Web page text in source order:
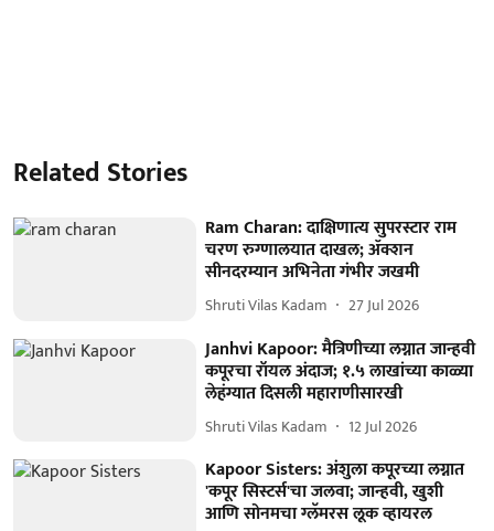
Related Stories
Ram Charan: दाक्षिणात्य सुपरस्टार राम
चरण रुग्णालयात दाखल; ॲक्शन
सीनदरम्यान अभिनेता गंभीर जखमी
Shruti Vilas Kadam 27 Jul 2026
Janhvi Kapoor: मैत्रिणीच्या लग्नात जान्हवी
कपूरचा रॉयल अंदाज; १.५ लाखांच्या काळ्या
लेहंग्यात दिसली महाराणीसारखी
Shruti Vilas Kadam 12 Jul 2026
Kapoor Sisters: अंशुला कपूरच्या लग्नात
'कपूर सिस्टर्स'चा जलवा; जान्हवी, खुशी
आणि सोनमचा ग्लॅमरस लूक व्हायरल